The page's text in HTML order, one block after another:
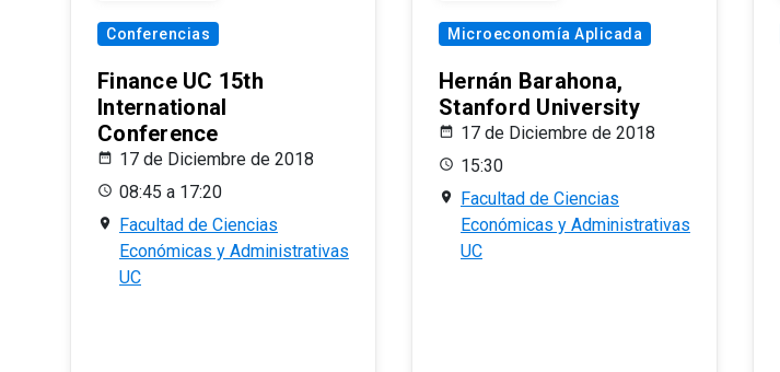
Conferencias
Finance UC 15th
International
Conference
17 de Diciembre de 2018
08:45 a 17:20
Facultad de Ciencias
Económicas y Administrativas
UC
Microeconomía Aplicada
Hernán Barahona,
Stanford University
17 de Diciembre de 2018
15:30
Facultad de Ciencias
Económicas y Administrativas
UC